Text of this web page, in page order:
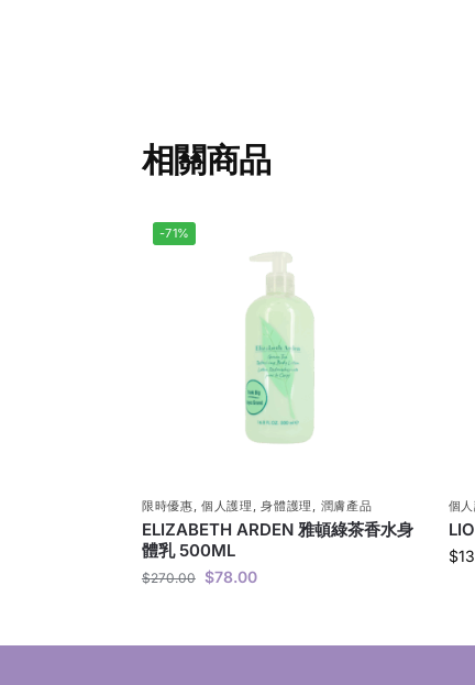
相關商品
-71%
限時優惠,個人護理 ,身體護理 , 潤膚產品
ELIZABETH ARDEN 雅頓綠茶香水身
體乳 500ML
$270.00 $78.00
個
$